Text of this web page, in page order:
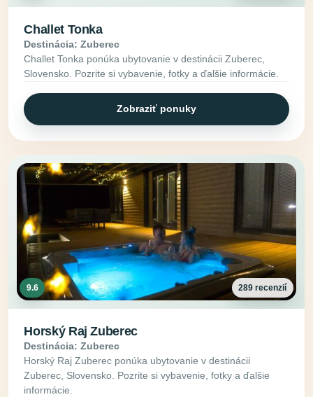
Challet Tonka
Destinácia: Zuberec
Challet Tonka ponúka ubytovanie v destinácii Zuberec,
Slovensko. Pozrite si vybavenie, fotky a ďalšie informácie.
Zobraziť ponuky
9.6 289 recenzií
Horský Raj Zuberec
Destinácia: Zuberec
Horský Raj Zuberec ponúka ubytovanie v destinácii
Zuberec, Slovensko. Pozrite si vybavenie, fotky a ďalšie
informácie.